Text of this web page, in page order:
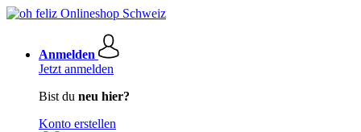
Anmelden
Jetzt anmelden
Bist du neu hier?
Konto erstellen